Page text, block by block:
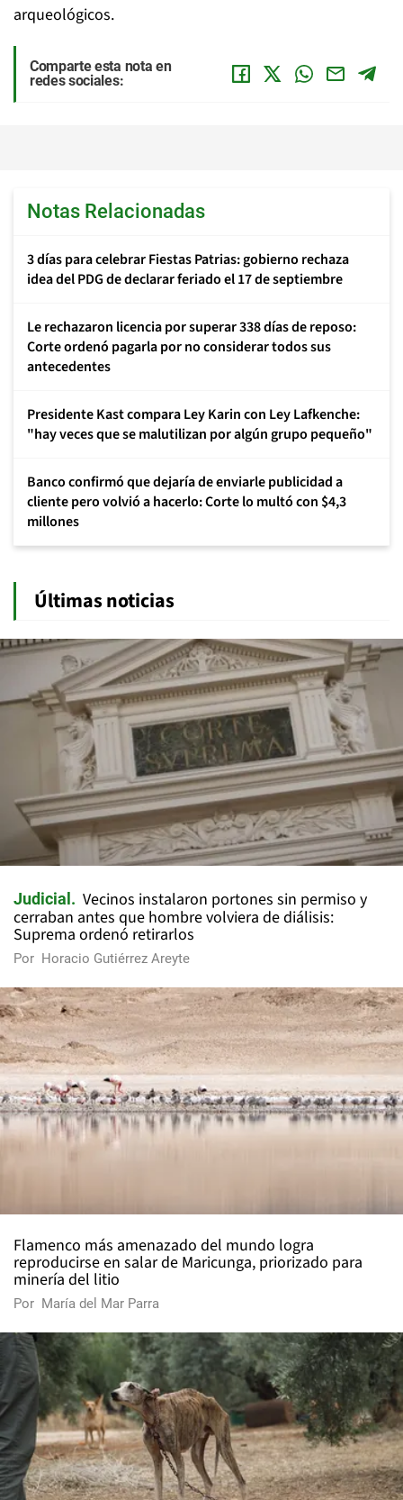
arqueológicos.
Comparte esta nota en
redes sociales:
Notas Relacionadas
3 días para celebrar Fiestas Patrias: gobierno rechaza
idea del PDG de declarar feriado el 17 de septiembre
Le rechazaron licencia por superar 338 días de reposo:
Corte ordenó pagarla por no considerar todos sus
antecedentes
Presidente Kast compara Ley Karin con Ley Lafkenche:
"hay veces que se malutilizan por algún grupo pequeño"
Banco confirmó que dejaría de enviarle publicidad a
cliente pero volvió a hacerlo: Corte lo multó con $4,3
millones
Últimas noticias
Judicial
Vecinos instalaron portones sin permiso y
cerraban antes que hombre volviera de diálisis:
Suprema ordenó retirarlos
Por Horacio Gutiérrez Areyte
Flamenco más amenazado del mundo logra
reproducirse en salar de Maricunga, priorizado para
minería del litio
Por María del Mar Parra